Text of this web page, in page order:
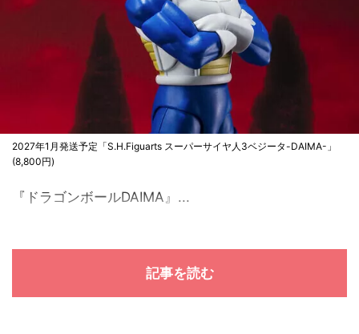
2027年1月発送予定「S.H.Figuarts スーパーサイヤ人3ベジータ-DAIMA-」
(8,800円)
『ドラゴンボールDAIMA』...
記事を読む